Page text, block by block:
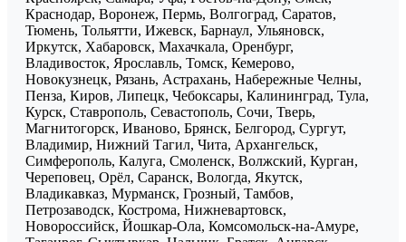
Краснодар, Воронеж, Пермь, Волгоград, Саратов,
Тюмень, Тольятти, Ижевск, Барнаул, Ульяновск,
Иркутск, Хабаровск, Махачкала, Оренбург,
Владивосток, Ярославль, Томск, Кемерово,
Новокузнецк, Рязань, Астрахань, Набережные Челны,
Пенза, Киров, Липецк, Чебоксары, Калининград, Тула,
Курск, Ставрополь, Севастополь, Сочи, Тверь,
Магнитогорск, Иваново, Брянск, Белгород, Сургут,
Владимир, Нижний Тагил, Чита, Архангельск,
Симферополь, Калуга, Смоленск, Волжский, Курган,
Череповец, Орёл, Саранск, Вологда, Якутск,
Владикавказ, Мурманск, Грозный, Тамбов,
Петрозаводск, Кострома, Нижневартовск,
Новороссийск, Йошкар-Ола, Комсомольск-на-Амуре,